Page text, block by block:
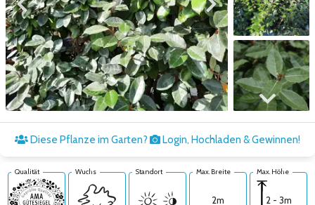
Zum vorigen Bild Zum nächsten Bild
Zum nächsten Bild
Diese Pflanze im Garten? Login, Hochladen & Gewinnen!
Qualität Wuchs Standort Max. Breite
2m
Max. Höhe
2 - 3m